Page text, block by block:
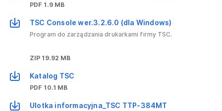
PDF 1.9 MB
TSC Console wer.3.2.6.0 (dla Windows)
Program do zarządzania drukarkami firmy TSC.
ZIP 19.92 MB
Katalog TSC
PDF 10.1 MB
Ulotka informacyjna_TSC TTP-384MT